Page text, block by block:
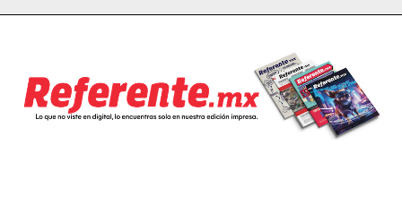
ABOUT
PRIVACY POLICY
NEWSLETTER